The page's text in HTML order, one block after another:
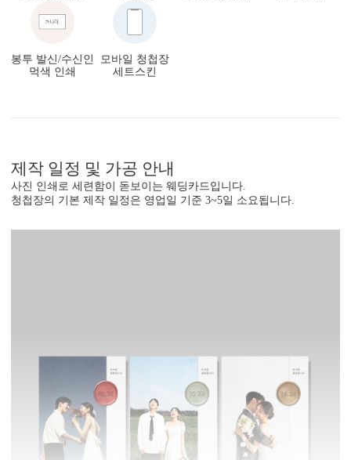
봉투 발신/수신인
먹색 인쇄
모바일 청첩장
세트스킨
제작 일정 및 가공 안내
사진 인쇄로 세련함이 돋보이는 웨딩카드입니다.
청첩장의 기본 제작 일정은 영업일 기준 3~5일 소요됩니다.